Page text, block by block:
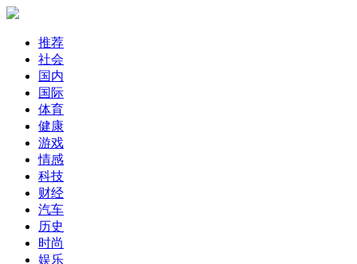
推荐
社会
国内
国际
体育
健康
游戏
情感
科技
财经
汽车
历史
时尚
娱乐